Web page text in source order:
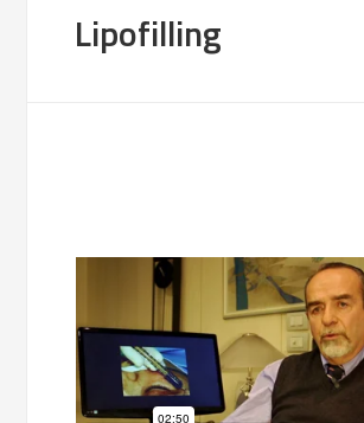
Lipofilling